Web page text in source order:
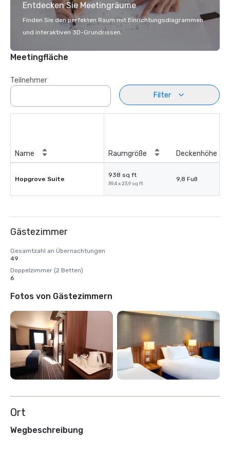
Entdecken Sie Meetingräume
Finden Sie den perfekten Raum mit Einrichtungsdiagrammen
und interaktiven 3D-Grundrissen.
Meetingfläche
Teilnehmer
Filter
Name Raumgröße Deckenhöhe
Hopgrove Suite
938 sq ft
39,4 x 23,9 sq ft
9,8 Fuß
Gästezimmer
Gesamtzahl an Übernachtungen
49
Doppelzimmer (2 Betten)
6
Fotos von Gästezimmern
Ort
Wegbeschreibung